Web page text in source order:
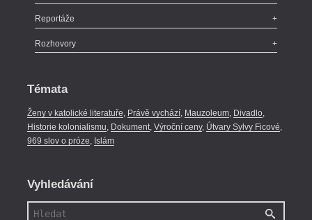
Recenze
Méně slov o próze,Celá rubrika
Reportáže
Literární zítřky
Kritický ohlas,Celá rubrika
Rozhovory
Témata
Ženy v katolické literatuře, Právě vychází, Mauzoleum, Divadlo,
Historie kolonialismu, Dokument, Výroční ceny, Útvary Sylvy Ficové,
969 slov o próze, Islám
Vyhledávání